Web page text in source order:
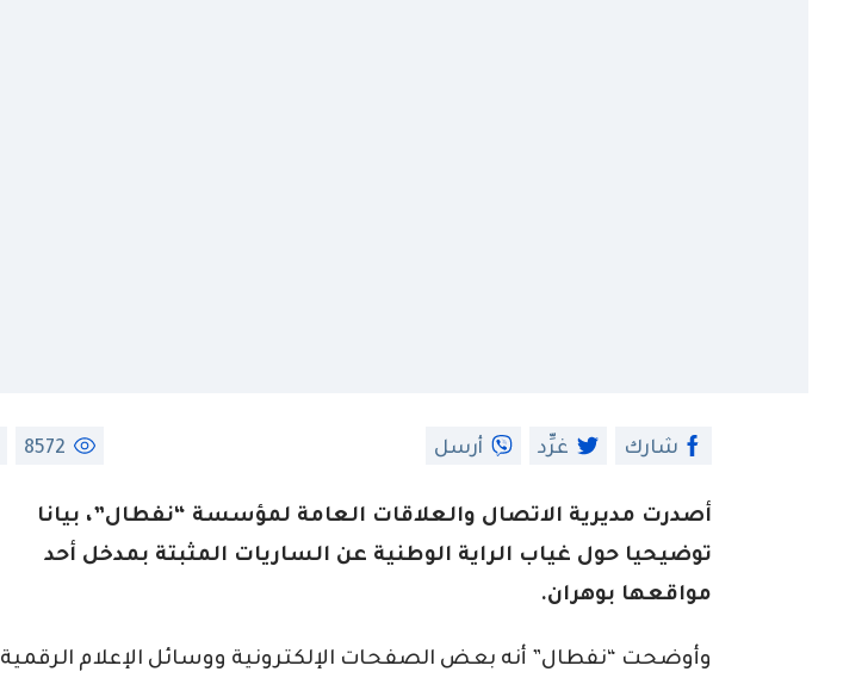
شارك غرِّد أرسل 8572
أصدرت مديرية الاتصال والعلاقات العامة لمؤسسة “نفطال”، بيانا
توضيحيا حول غياب الراية الوطنية عن الساريات المثبتة بمدخل أحد
مواقعها بوهران.
وأوضحت “نفطال” أنه بعض الصفحات الإلكترونية ووسائل الإعلام الرقمية